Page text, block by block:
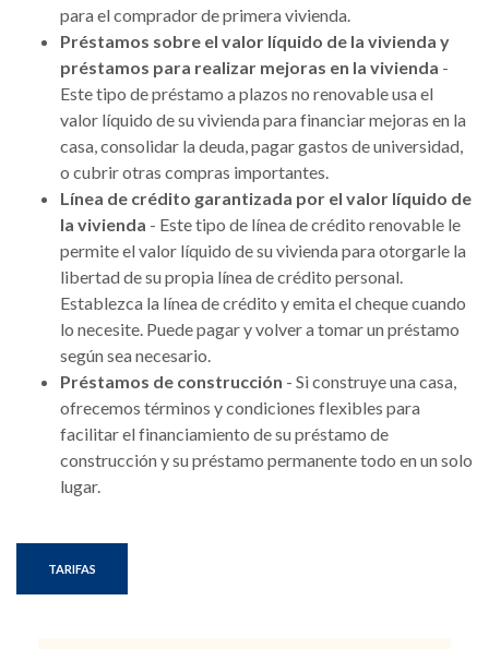
para el comprador de primera vivienda.
Préstamos sobre el valor líquido de la vivienda y
préstamos para realizar mejoras en la vivienda -
Este tipo de préstamo a plazos no renovable usa el
valor líquido de su vivienda para financiar mejoras en la
casa, consolidar la deuda, pagar gastos de universidad,
o cubrir otras compras importantes.
Línea de crédito garantizada por el valor líquido de
la vivienda - Este tipo de línea de crédito renovable le
permite el valor líquido de su vivienda para otorgarle la
libertad de su propia línea de crédito personal.
Establezca la línea de crédito y emita el cheque cuando
lo necesite. Puede pagar y volver a tomar un préstamo
según sea necesario.
Préstamos de construcción - Si construye una casa,
ofrecemos términos y condiciones flexibles para
facilitar el financiamiento de su préstamo de
construcción y su préstamo permanente todo en un solo
lugar.
TARIFAS